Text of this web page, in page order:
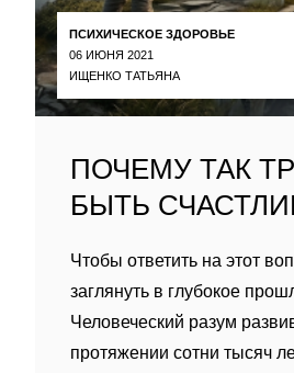
ПСИХИЧЕСКОЕ ЗДОРОВЬЕ
06 ИЮНЯ 2021
ИЩЕНКО ТАТЬЯНА
ПОЧЕМУ ТАК
БЫТЬ
Чтобы ответить на этот
заглянуть в глубокое
Человеческий разум
протяжении сотни тысяч